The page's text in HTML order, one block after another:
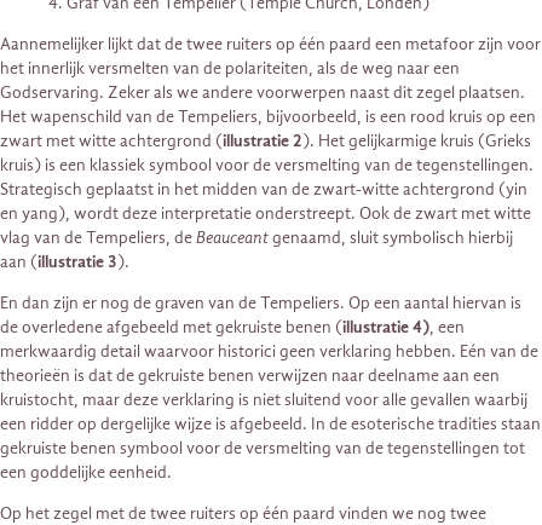
Aannemelijker lijkt dat de twee ruiters op één paard een metafoor zijn voor
het innerlijk versmelten van de polariteiten, als de weg naar een
Godservaring. Zeker als we andere voorwerpen naast dit zegel plaatsen.
Het wapenschild van de Tempeliers, bijvoorbeeld, is een rood kruis op een
zwart met witte achtergrond (illustratie 2). Het gelijkarmige kruis (Grieks
kruis) is een klassiek symbool voor de versmelting van de tegenstellingen.
Strategisch geplaatst in het midden van de zwart-witte achtergrond (yin
en yang), wordt deze interpretatie onderstreept. Ook de zwart met witte
vlag van de Tempeliers, deBeauceantgenaamd, sluit symbolisch hierbij
aan (illustratie 3).
En dan zijn er nog de graven van de Tempeliers. Op een aantal hiervan is
de overledene afgebeeld met gekruiste benen (illustratie 4), een
merkwaardig detail waarvoor historici geen verklaring hebben. Eén van de
theorieën is dat de gekruiste benen verwijzen naar deelname aan een
kruistocht, maar deze verklaring is niet sluitend voor alle gevallen waarbij
een ridder op dergelijke wijze is afgebeeld. In de esoterische tradities staan
gekruiste benen symbool voor de versmelting van de tegenstellingen tot
een goddelijke eenheid.
Op het zegel met de twee ruiters op één paard vinden we nog twee